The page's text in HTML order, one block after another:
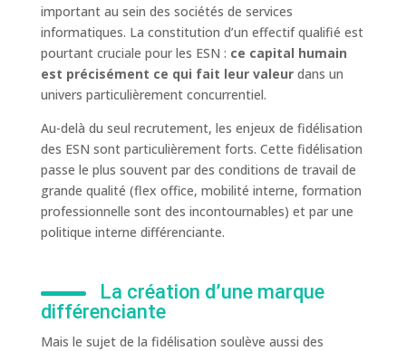
important au sein des sociétés de services
informatiques. La constitution d’un effectif qualifié est
pourtant cruciale pour les ESN : ce capital humain
est précisément ce qui fait leur valeurdans un
univers particulièrement concurrentiel.
Au-delà du seul recrutement, les enjeux de fidélisation
des ESN sont particulièrement forts. Cette fidélisation
passe le plus souvent par des conditions de travail de
grande qualité (flex office, mobilité interne, formation
professionnelle sont des incontournables) et par une
politique interne différenciante.
La création d’une marque
différenciante
Mais le sujet de la fidélisation soulève aussi des